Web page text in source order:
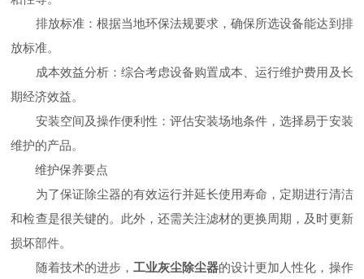
排放标准：根据当地环保法规要求，确保所选设备能达到排
放标准。
成本效益分析：综合考虑设备购置成本、运行维护费用及长
期经济效益。
安装空间及操作便利性：评估安装场地条件，选择易于安装
维护的产品。
维护保养要点
为了保证除尘器的有效运行并延长使用寿命，定期进行清洁
和检查是很关键的。此外，还需关注滤材的更换周期，及时更新
损坏部件。
随着技术的进步， 工业灰尘除尘器的设计更加人性化，操作